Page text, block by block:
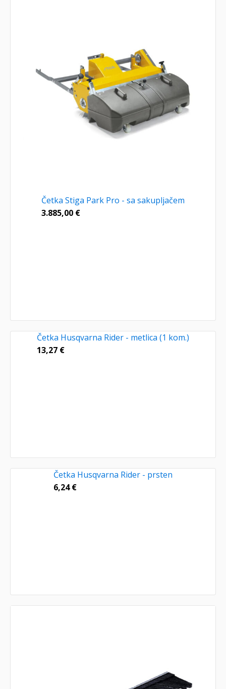
Četka Stiga Park Pro - sa sakupljačem
3.885,00 €
Četka Husqvarna Rider - metlica (1 kom.)
13,27 €
Četka Husqvarna Rider - prsten
6,24€